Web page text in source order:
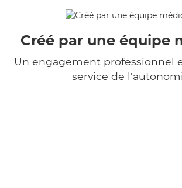
Créé par une équipe
Un engagement professionnel
service de